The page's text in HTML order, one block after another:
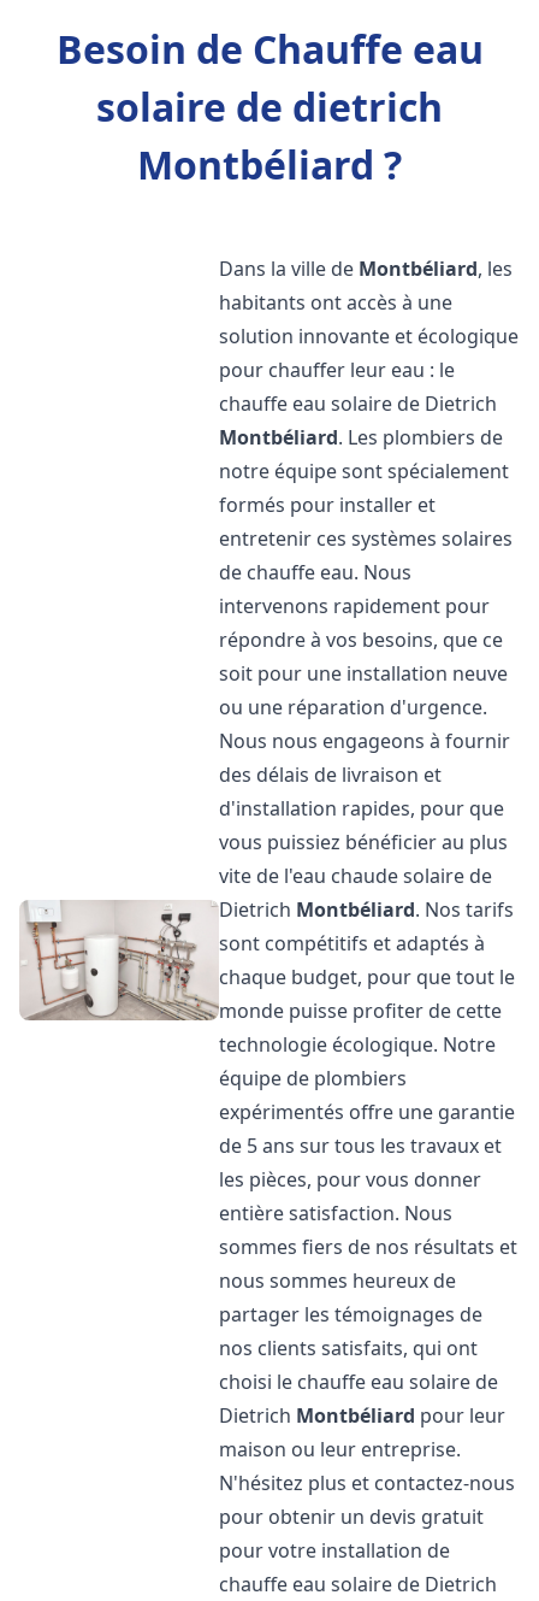
Besoin de Chauffe eau
solaire de dietrich
Montbéliard ?
Dans la ville de Montbéliard, les
habitants ont accès à une
solution innovante et écologique
pour chauffer leur eau : le
chauffe eau solaire de Dietrich
Montbéliard. Les plombiers de
notre équipe sont spécialement
formés pour installer et
entretenir ces systèmes solaires
de chauffe eau. Nous
intervenons rapidement pour
répondre à vos besoins, que ce
soit pour une installation neuve
ou une réparation d'urgence.
Nous nous engageons à fournir
des délais de livraison et
d'installation rapides, pour que
vous puissiez bénéficier au plus
vite de l'eau chaude solaire de
Dietrich Montbéliard. Nos tarifs
sont compétitifs et adaptés à
chaque budget, pour que tout le
monde puisse profiter de cette
technologie écologique. Notre
équipe de plombiers
expérimentés offre une garantie
de 5 ans sur tous les travaux et
les pièces, pour vous donner
entière satisfaction. Nous
sommes fiers de nos résultats et
nous sommes heureux de
partager les témoignages de
nos clients satisfaits, qui ont
choisi le chauffe eau solaire de
Dietrich Montbéliard pour leur
maison ou leur entreprise.
N'hésitez plus et contactez-nous
pour obtenir un devis gratuit
pour votre installation de
chauffe eau solaire de Dietrich